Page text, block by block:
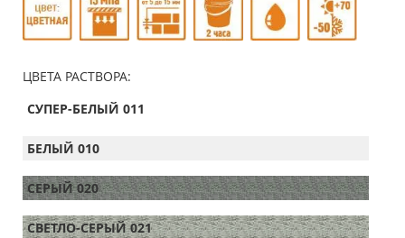
ЦВЕТА РАСТВОРА:
СУПЕР-БЕЛЫЙ 011
БЕЛЫЙ 010
СЕРЫЙ 020
СВЕТЛО-СЕРЫЙ 021